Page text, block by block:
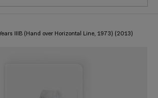
IIIB (Hand over Horizontal Line, 1973) (2013)